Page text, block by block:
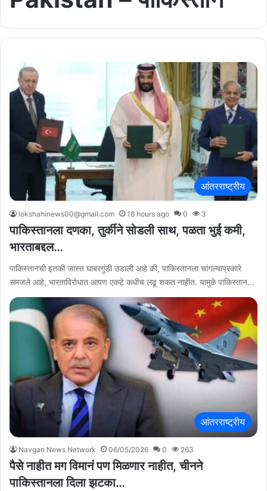
आंतरराष्ट्रीय
lokshahinews00@gmail.com 18 hours ago 0 3
पाकिस्तानला दणका, तुर्कीने सोडली साथ, पळता भुई कमी,
भारताबद्दल…
पाकिस्तानची इतकी जास्त घाबरगुंडी उडाली आहे की, पाकिस्तानला चांगल्याप्रकारे
समजले आहे, भारताविरोधात आपण एकटे कधीच लढू शकत नाहीत. यामुळे पाकिस्तान…
आंतरराष्ट्रीय
Navgan News Network 06/05/2026 0 263
पैसे नाहीत मग विमानं पण मिळणार नाहीत, चीनने
पाकिस्तानला दिला झटका…